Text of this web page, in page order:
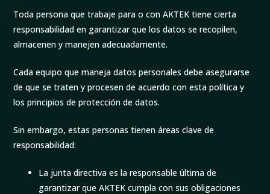
Toda persona que trabaje para o con AKTEK tiene cierta
responsabilidad en garantizar que los datos se recopilen,
almacenen y manejen adecuadamente.
Cada equipo que maneja datos personales debe asegurarse
de que se traten y procesen de acuerdo con esta política y
los principios de protección de datos.
Sin embargo, estas personas tienen áreas clave de
responsabilidad:
La junta directiva es la responsable última de
garantizar que AKTEK cumpla con sus obligaciones